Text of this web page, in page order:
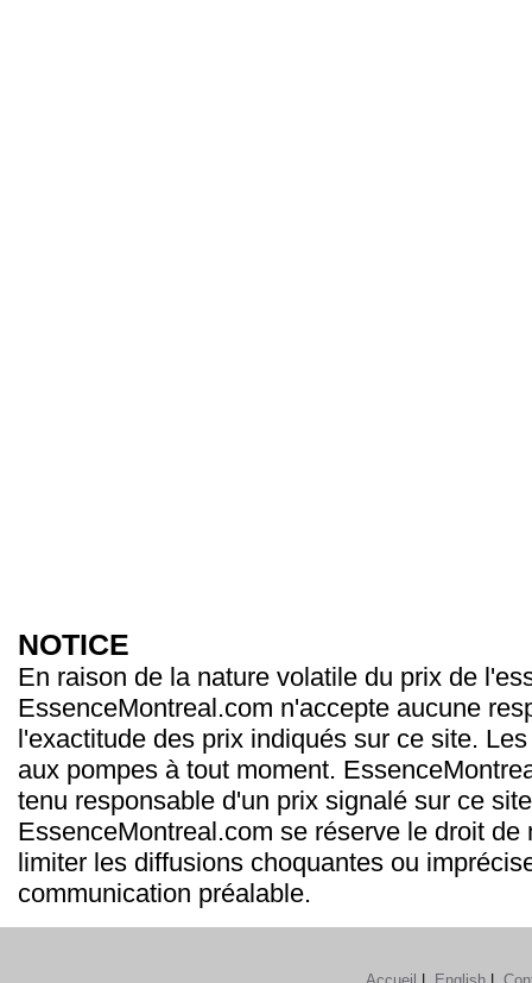
NOTICE
En raison de la nature volatile du prix de
EssenceMontreal.com n'accepte aucune
l'exactitude des prix indiqués sur ce site.
aux pompes à tout moment.
tenu responsable d'un prix signalé sur ce
EssenceMontreal.com se réserve le droit de
limiter les diffusions choquantes ou
communication préalable.